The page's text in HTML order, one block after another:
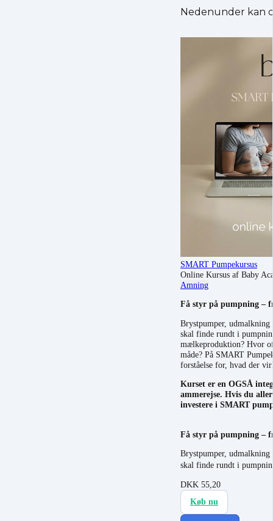
Nedenunder kan
SMART Pumpekursus
Online Kursus af Baby
Amning
Få styr på pumpning –
Brystpumper,
skal finde rundt i
mælkeproduktion? Hvor
måde? På SMART
forståelse for, hvad der
Kurset er en OGSÅ
ammerejse. Hvis du
investere i SMART
Få styr på pumpning –
Brystpumper,
skal finde rundt i
DKK 55,20
Køb nu